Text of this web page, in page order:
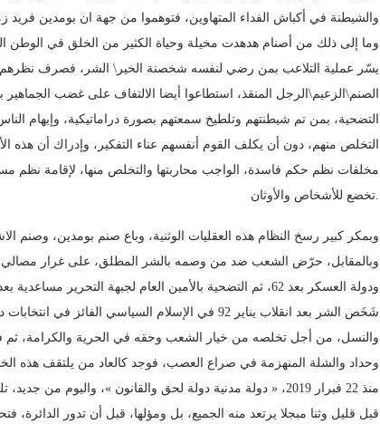
والشيطنة في أكباش الفداء المتهاوين، فتوهموا من جهة ان بومدين
وما إلى ذلك من أصنام هدهدت مخيلة وحياة الكثير من الخلق في
يسّر عملية التلاعب بمن رضي لنفسه شخصنة الخير\ الشر، فصرف
الصنم\الزعيم\الرجل المنقذ، استطاعوا أيضا الالتفاف على غضب
التضحية، بمن تم شيطنتهم وتلطيخ سمعتهم بصورة دراماتيكية، وإيهام
التخلص منهم، دون أن يكلف القوم أنفسهم عناء التفكير، وإدراك أن هذه
مخلفات نظم حكم فاسدة، الواجب محاربتها والتخلص منها، لإقامة نظم
تخضع للأشخاص والأوثان.
وبمكر كبير رسخ النظام هذه العقليات الوثنية، وباع صنم بومدين، وصنم
وبالمقابل، حرّض الشعب ضد من وصمه بالشر المطلق، على غرار مصالي
والنسل، من أجل تخلصه من خيار الشعب وحقه في الحرية
وحداد والشلة المنهزمة في صراع العصب، فوجد كالعاد من يلتقف هذه
منذ 22 فبرار 2019، « دولة مدنية دولة لحق والقانون »،
قبل قليل وثنا مبجلا يرتعد منه الجميع، بل ومؤلها، قبل أن تدور